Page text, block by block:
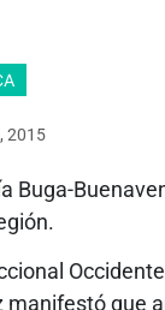
2015
Buga-
manifestó que